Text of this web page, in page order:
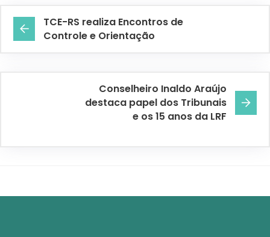
TCE-RS realiza Encontros de
Controle e Orientação
Conselheiro Inaldo Araújo
destaca papel dos Tribunais
e os 15 anos da LRF